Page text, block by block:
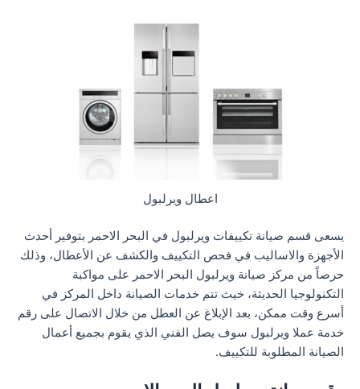
اعطال ويرلبول
يسعى قسم صيانة تكييفات ويرلبول في البحر الاحمر بتوفير أحدث
الأجهزة والاساليب في فحص التكييف والكشف عن الأعطال، وذلك
حرصاً من مركز صيانة ويرلبول البحر الاحمر على مواكبة
التكنولوجيا الحديثة، خيث تتم خدمات الصيانة داخل المركز في
أسرع وقت ممكن، بعد الإبلاغ عن العطل من خلال الاتصال على رقم
خدمة عملا ويرلبول سوف يصل الفني الذي يقوم بجميع أعمال
الصيانة المطلوبة للتكييف.